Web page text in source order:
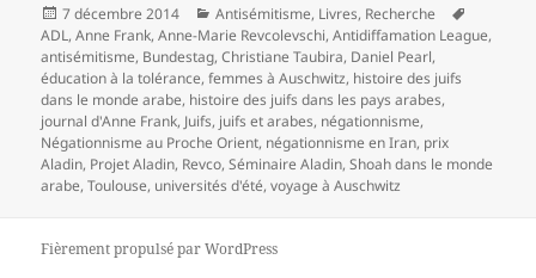
Publié
le
7 décembre 2014 Catégories
Antisémitisme, Livres, Recherche
clés
ADL,Anne Frank,Anne-Marie Revcolevschi,Antidiffamation League,
antisémitisme, Bundestag,Christiane Taubira, Daniel Pearl,
éducation à la tolérance,femmes à Auschwitz, histoire des juifs
dans le monde arabe, histoire des juifs dans les pays arabes,
journal d'Anne Frank, Juifs, juifs et arabes, négationnisme,
Négationnisme au Proche Orient, négationnisme en Iran, prix
Aladin, Projet Aladin, Revco,Séminaire Aladin,Shoah dans le monde
arabe,Toulouse, universités d'été,voyage à Auschwitz
Fièrement propulsé par WordPress